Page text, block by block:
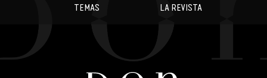
TEMAS LA REVISTA